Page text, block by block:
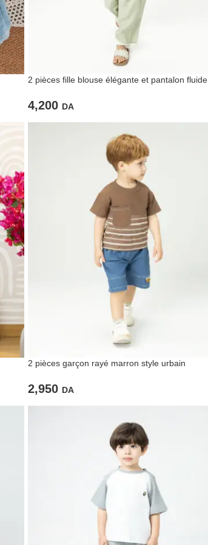
2 pièces fille blouse élégante et pantalon fluide
4,200 DA
2 pièces garçon rayé marron style urbain
2,950 DA